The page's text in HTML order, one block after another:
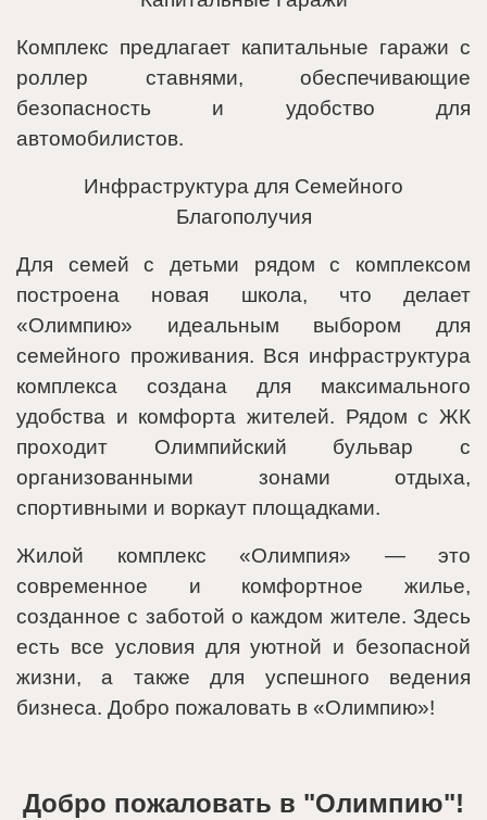
Комплекс предлагает капитальные гаражи с
роллер ставнями, обеспечивающие
безопасность и удобство для
автомобилистов.
Инфраструктура для Семейного
Благополучия
Для семей с детьми рядом с комплексом
построена новая школа, что делает
«Олимпию» идеальным выбором для
семейного проживания. Вся инфраструктура
комплекса создана для максимального
удобства и комфорта жителей. Рядом с ЖК
проходит Олимпийский бульвар с
организованными зонами отдыха,
спортивными и воркаут площадками.
Жилой комплекс «Олимпия» — это
современное и комфортное жилье,
созданное с заботой о каждом жителе. Здесь
есть все условия для уютной и безопасной
жизни, а также для успешного ведения
бизнеса. Добро пожаловать в «Олимпию»!
Добро пожаловать в "Олимпию"!